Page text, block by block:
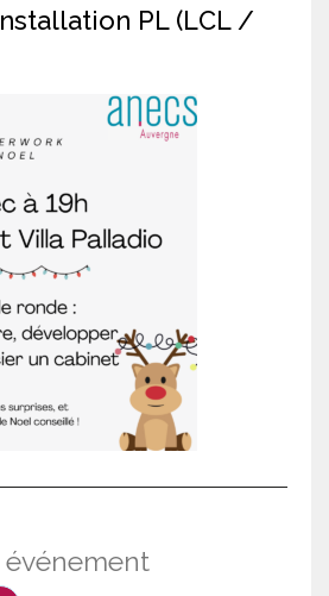
PL (LCL /
événement